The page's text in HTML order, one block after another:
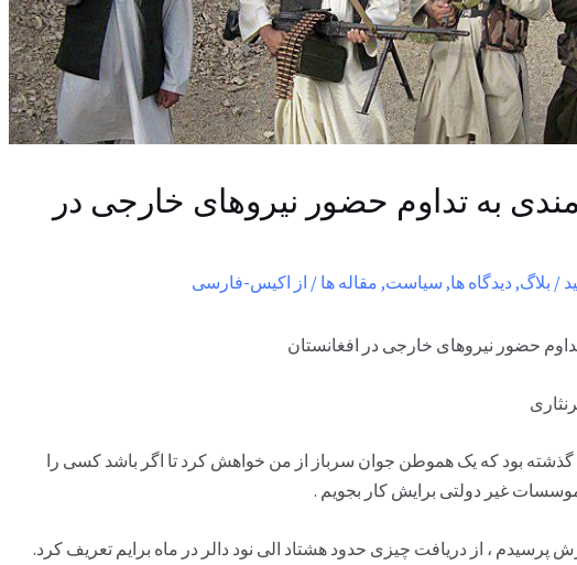
به تداوم حضور نیروهای خارجی در
/ بلاگ,دیدگاه ها, سیاست, مقاله ها / از اکیس-فارسی
حضور نیروهای خارجی در افغانستان
گذشته بود که یک هموطن جوان سرباز از من خواهش کرد تا اگر باشد کسی را
غیر دولتی برایش کار بجویم .
پرسیدم ، از دریافت چیزی حدود هشتاد الی نود دالر در ماه برایم تعریف کرد.